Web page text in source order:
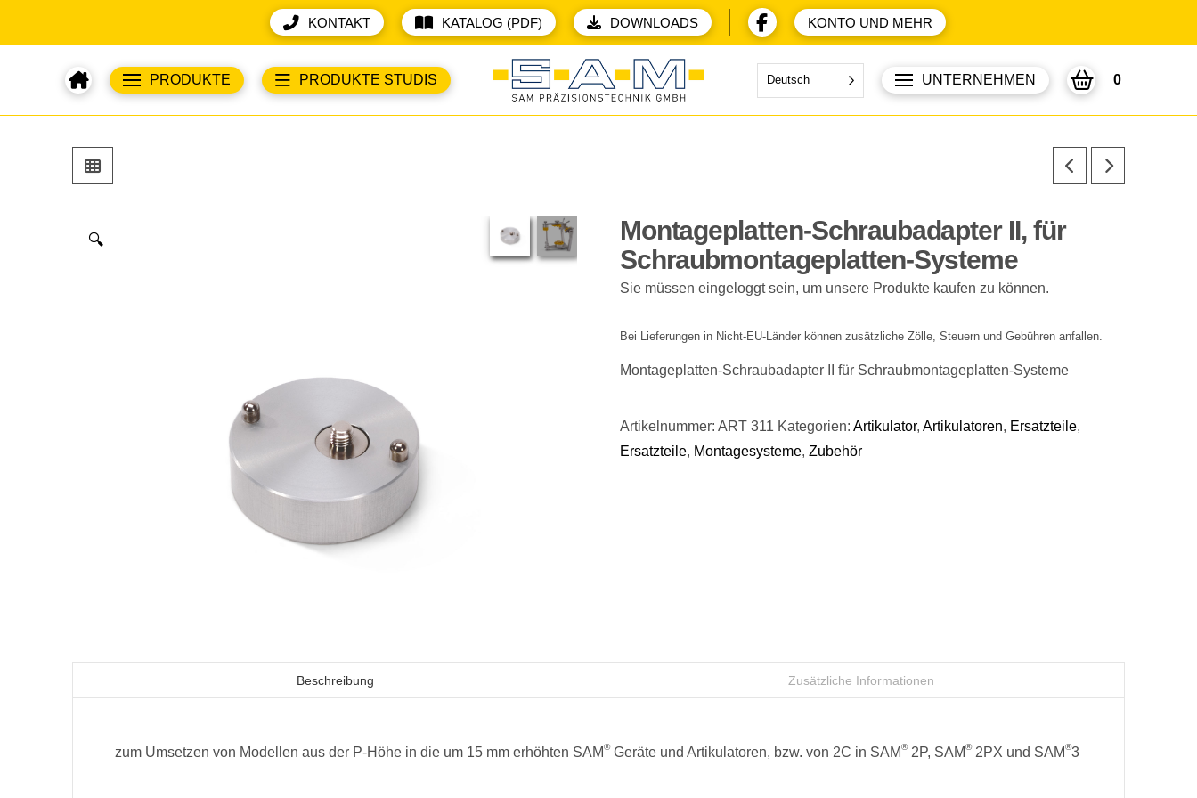
KONTAKT KATALOG (PDF) DOWNLOADS KONTO UND MEHR
PRODUKTE PRODUKTE STUDIS Deutsch UNTERNEHMEN 0
🔍
Montageplatten-Schraubadapter II, für
Schraubmontageplatten-Systeme
Sie müssen eingeloggt sein, um unsere Produkte kaufen zu können.
Bei Lieferungen in Nicht-EU-Länder können zusätzliche Zölle, Steuern und Gebühren anfallen.
Montageplatten-Schraubadapter II für Schraubmontageplatten-Systeme
Artikelnummer: ART 311 Kategorien: Artikulator, Artikulatoren, Ersatzteile,
Ersatzteile, Montagesysteme, Zubehör
Beschreibung Zusätzliche Informationen
zum Umsetzen von Modellen aus der P-Höhe in die um 15 mm erhöhten SAM®Geräte und Artikulatoren, bzw. von 2C in SAM®2P, SAM®2PX und SAM®3